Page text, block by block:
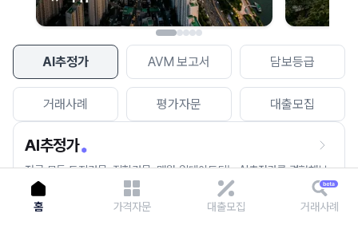
AI추정가 AVM 보고서 담보등급
거래사례 평가자문 대출모집
AI추정가
전국 모든 토지건물, 집합건물, 매월 업데이트되는 AI추정가를 경험해보
세요.
홈 가격자문 대출모집 거래사례